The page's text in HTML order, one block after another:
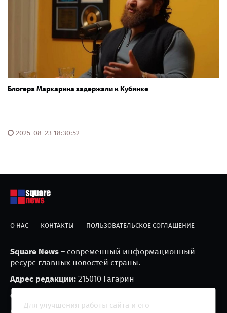
Блогера Маркаряна задержали в Кубинке
2025-08-23 18:30:52
О НАС КОНТАКТЫ ПОЛЬЗОВАТЕЛЬСКОЕ СОГЛАШЕНИЕ
Square News – современный информационный
ресурс главных новостей страны.
Адрес редакции: 215010 Гагарин
e-mail:
Для улучшения работы сайта и его